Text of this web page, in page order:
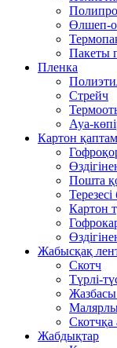
Өлшеп-
Пакеты
Пленка
Стрейч
Ауа-
Картон
Пошта
Картон
Жабысқақ
Скотч
Түрлі-
Жазбасы
Скотчқа
Жабдықтар